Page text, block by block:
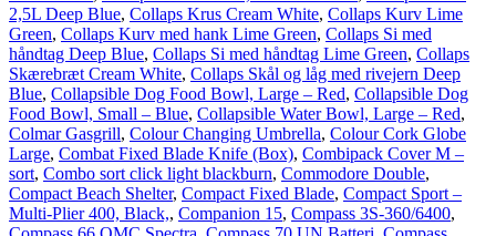
2,5L Deep Blue, Collaps Krus Cream White, Collaps Kurv Lime
Green, Collaps Kurv med hank Lime Green, Collaps Si med
håndtag Deep Blue, Collaps Si med håndtag Lime Green, Collaps
Skærebræt Cream White, Collaps Skål og låg med rivejern Deep
Blue, Collapsible Dog Food Bowl, Large – Red, Collapsible Dog
Food Bowl, Small – Blue, Collapsible Water Bowl, Large – Red,
Colmar Gasgrill, Colour Changing Umbrella, Colour Cork Globe
Large, Combat Fixed Blade Knife (Box), Combipack Cover M –
sort, Combo sort click light blackburn, Commodore Double,
Compact Beach Shelter, Compact Fixed Blade, Compact Sport –
Multi-Plier 400, Black,, Companion 15, Compass 3S-360/6400,